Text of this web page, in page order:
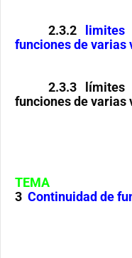
2.3.2
funciones de varias
2.3.3 límites
funciones de varias
TEMA
3 Continuidad de